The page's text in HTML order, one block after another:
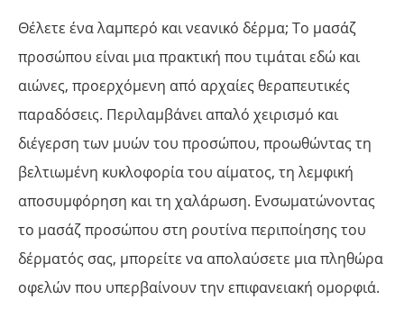
Θέλετε ένα λαμπερό και νεανικό δέρμα; Το μασάζ
προσώπου είναι μια πρακτική που τιμάται εδώ και
αιώνες, προερχόμενη από αρχαίες θεραπευτικές
παραδόσεις. Περιλαμβάνει απαλό χειρισμό και
διέγερση των μυών του προσώπου, προωθώντας τη
βελτιωμένη κυκλοφορία του αίματος, τη λεμφική
αποσυμφόρηση και τη χαλάρωση. Ενσωματώνοντας
το μασάζ προσώπου στη ρουτίνα περιποίησης του
δέρματός σας, μπορείτε να απολαύσετε μια πληθώρα
οφελών που υπερβαίνουν την επιφανειακή ομορφιά.